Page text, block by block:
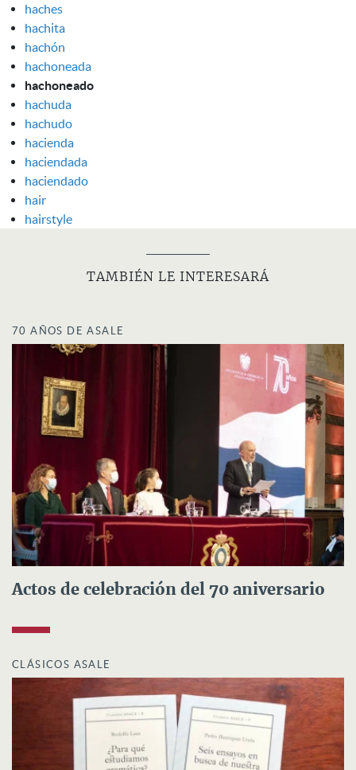
haches
hachita
hachón
hachoneada
hachoneado
hachuda
hachudo
hacienda
haciendada
haciendado
hair
hairstyle
TAMBIÉN LE INTERESARÁ
70 AÑOS DE ASALE
Actos de celebración del 70 aniversario
CLÁSICOS ASALE